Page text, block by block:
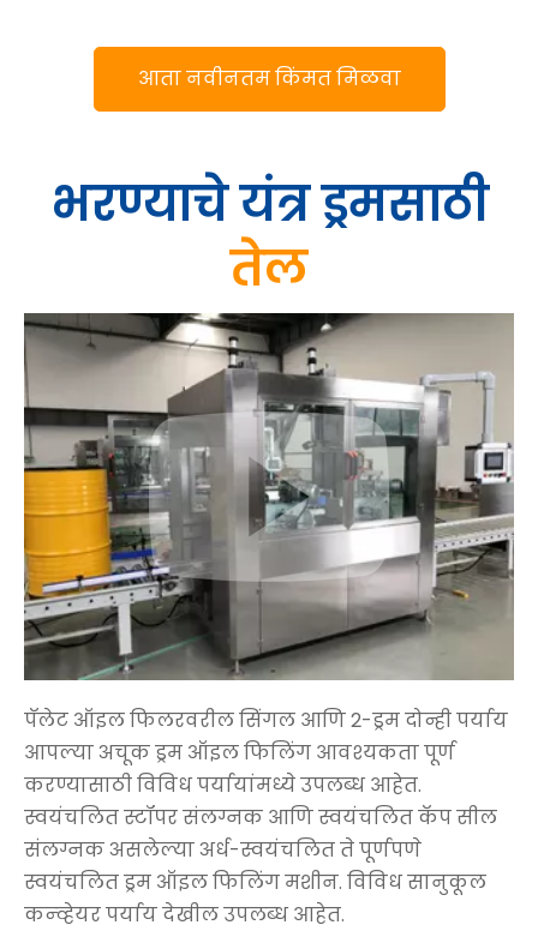
आता नवीनतम किंमत मिळवा
भरण्याचे यंत्रड्रमसाठी
तेल
पॅलेट ऑइल फिलरवरील सिंगल आणि 2-ड्रम दोन्ही पर्याय
आपल्या अचूक ड्रम ऑइल फिलिंग आवश्यकता पूर्ण
करण्यासाठी विविध पर्यायांमध्ये उपलब्ध आहेत.
स्वयंचलित स्टॉपर संलग्नक आणि स्वयंचलित कॅप सील
संलग्नक असलेल्या अर्ध-स्वयंचलित ते पूर्णपणे
स्वयंचलित ड्रम ऑइल फिलिंग मशीन. विविध सानुकूल
कन्व्हेयर पर्याय देखील उपलब्ध आहेत.